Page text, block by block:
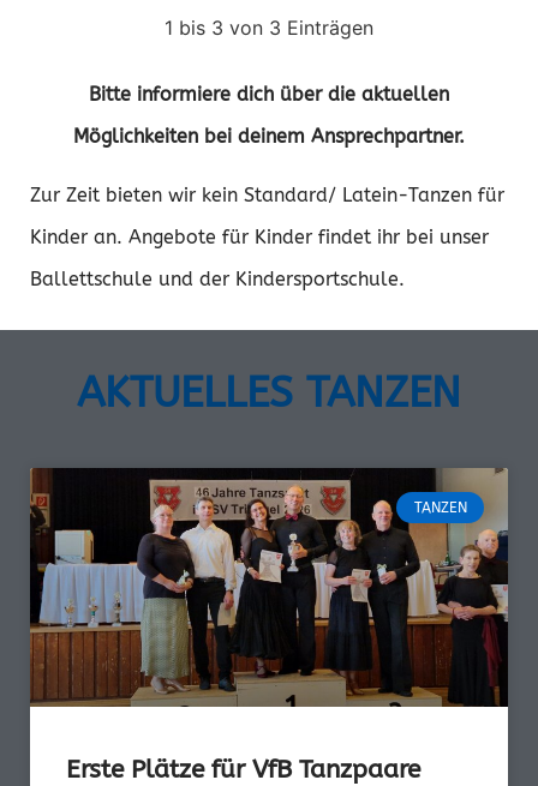
1 bis 3 von 3 Einträgen
Bitte informiere dich über die aktuellen
Möglichkeiten bei deinem Ansprechpartner.
Zur Zeit bieten wir kein Standard/ Latein-Tanzen für
Kinder an. Angebote für Kinder findet ihr bei unser
Ballettschule und der Kindersportschule.
AKTUELLES TANZEN
TANZEN
Erste Plätze für VfB Tanzpaare